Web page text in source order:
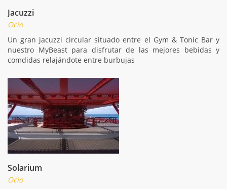
Jacuzzi
Ocio
Un gran jacuzzi circular situado entre el Gym & Tonic Bar y
nuestro MyBeast para disfrutar de las mejores bebidas y
comdidas relajándote entre burbujas
Solarium
Ocio